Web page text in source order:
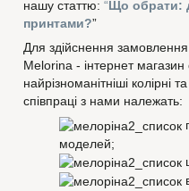
нашу статтю: “Що обрати:
принтами?”
Для здійснення
Melorina - інтернет магазин
найрізноманітніші колірні
співпраці з нами належать:
моделей;